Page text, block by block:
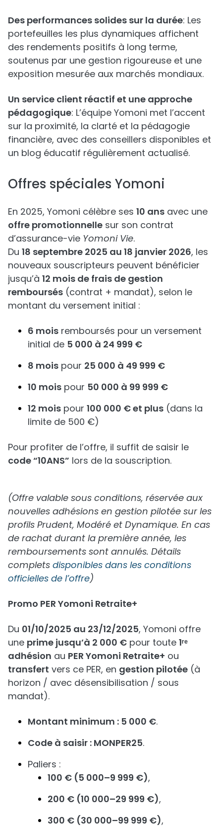
Des performances solides sur la durée: Les
portefeuilles les plus dynamiques affichent
des rendements positifs à long terme,
soutenus par une gestion rigoureuse et une
exposition mesurée aux marchés mondiaux.
Un service client réactif et une approche
pédagogique: L’équipe Yomoni met l’accent
sur la proximité, la clarté et la pédagogie
financière, avec des conseillers disponibles et
un blog éducatif régulièrement actualisé.
Offres spéciales Yomoni
En 2025, Yomoni célèbre ses 10 ans avec une
offre promotionnelle sur son contrat
d’assurance-vie Yomoni Vie.
Du 18 septembre 2025 au 18 janvier 2026, les
nouveaux souscripteurs peuvent bénéficier
jusqu’à 12 mois de frais de gestion
remboursés (contrat + mandat), selon le
montant du versement initial :
6 mois remboursés pour un versement
initial de 5 000 à 24 999 €
8 mois pour 25 000 à 49 999 €
10 mois pour 50 000 à 99 999 €
12 mois pour 100 000 € et plus (dans la
limite de 500 €)
Pour profiter de l’offre, il suffit de saisir le
code “10ANS” lors de la souscription.
(Offre valable sous conditions, réservée aux
nouvelles adhésions en gestion pilotée sur les
profils Prudent, Modéré et Dynamique. En cas
de rachat durant la première année, les
remboursements sont annulés. Détails
complets disponibles dans les conditions
officielles de l’offre)
Promo PER Yomoni Retraite+
Du 01/10/2025 au 23/12/2025, Yomoni offre
une prime jusqu’à 2 000 € pour toute 1ʳᵉ
adhésion au PER Yomoni Retraite+ ou
transfert vers ce PER, en gestion pilotée (à
horizon / avec désensibilisation / sous
mandat).
Montant minimum : 5 000 €.
Code à saisir : MONPER25.
Paliers :
100 € (5 000–9 999 €),
200 € (10 000–29 999 €),
300 € (30 000–99 999 €),